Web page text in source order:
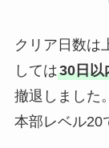
クリア日数は
しては30日以
撤退しました。
本部レベル20